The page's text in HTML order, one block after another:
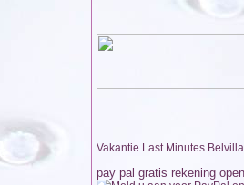
Vakantie Last Minutes Belvilla
pay pal gratis rekening